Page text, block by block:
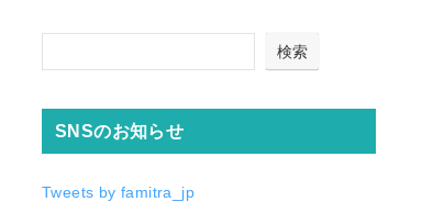
検索
SNSのお知らせ
Tweets by famitra_jp